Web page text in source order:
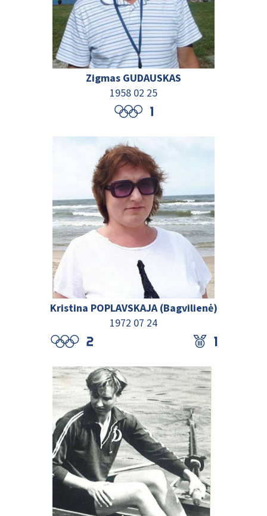
Zigmas GUDAUSKAS
1958 02 25
Kristina POPLAVSKAJA (Bagvilienė)
1972 07 24